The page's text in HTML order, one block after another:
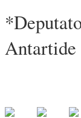
Antartide